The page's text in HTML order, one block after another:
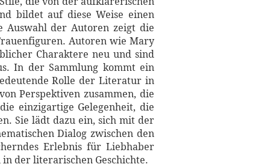
bildet auf diese Weise einen
der Autoren zeigt die
Autoren wie Mary
Charaktere neu und sind
In der Sammlung kommt ein
Rolle der Literatur in
Perspektiven zusammen, die
einzigartige Gelegenheit, die
Sie lädt dazu ein, sich mit der
Dialog zwischen den
Erlebnis für Liebhaber
der literarischen Geschichte.